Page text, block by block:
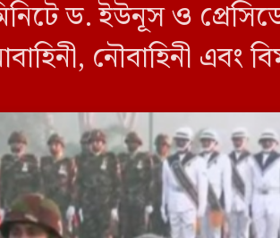
ড. ইউনূস ও
নৌবাহিনী এবং